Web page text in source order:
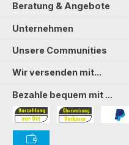
Beratung & Angebote
Unternehmen
Unsere Communities
Wir versenden mit...
Bezahle bequem mit ...
Bezahlung in der Filiale